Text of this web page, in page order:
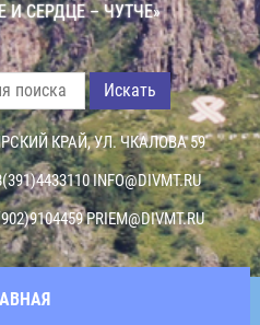
И СЕРДЦЕ – ЧУТЧЕ»
Искать
КРАЙ, УЛ. ЧКАЛОВА 59
INFO@DIVMT.RU
PRIEM@DIVMT.RU